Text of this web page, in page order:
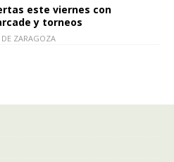
este viernes con
y torneos
ZARAGOZA